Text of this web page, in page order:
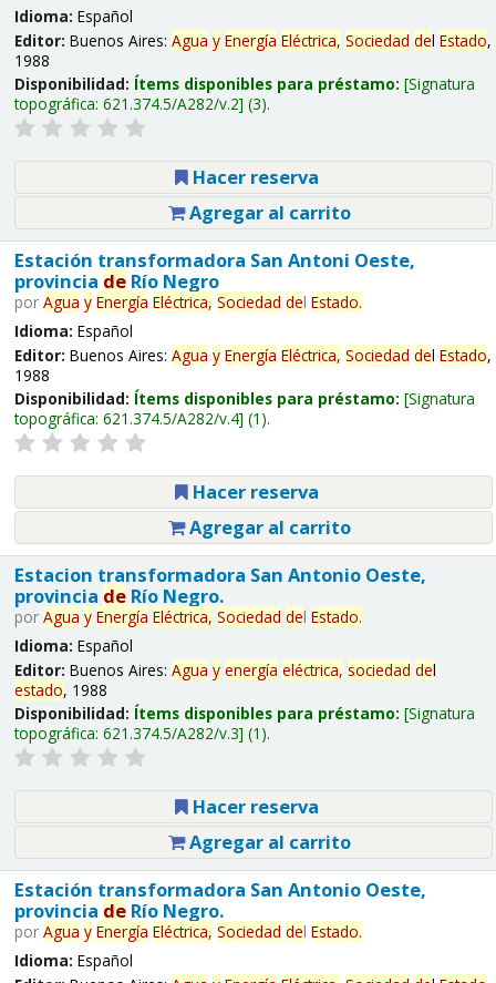
Idioma: Español
Editor: Buenos Aires: Agua y Energía Eléctrica, Sociedad del Estado,
1988
Disponibilidad: Ítems disponibles para préstamo: Signatura
topográfica: 621.374.5/A282/v.2 (3).
Hacer reserva
Agregar al carrito
Estación transformadora San Antoni Oeste,
provincia deRío Negro
por Agua y Energía Eléctrica, Sociedad del Estado.
Idioma: Español
Editor: Buenos Aires: Agua y Energía Eléctrica, Sociedad del Estado,
1988
Disponibilidad: Ítems disponibles para préstamo: Signatura
topográfica: 621.374.5/A282/v.4 (1).
Hacer reserva
Agregar al carrito
Estacion transformadora San Antonio Oeste,
provincia deRío Negro.
por Agua y Energía Eléctrica, Sociedad del Estado.
Idioma: Español
Editor: Buenos Aires: Agua y energía eléctrica, sociedad del
estado, 1988
Disponibilidad: Ítems disponibles para préstamo: Signatura
topográfica: 621.374.5/A282/v.3 (1).
Hacer reserva
Agregar al carrito
Estación transformadora San Antonio Oeste,
provincia deRío Negro.
por Agua y Energía Eléctrica, Sociedad del Estado.
Idioma: Español